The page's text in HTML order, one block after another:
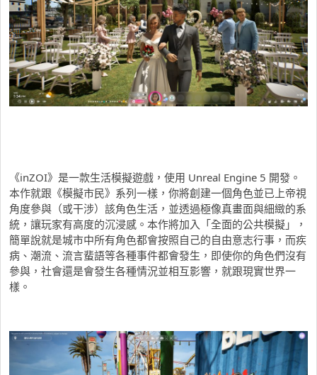
《inZOI》是一款生活模擬遊戲，使用 Unreal Engine 5 開發。
本作就跟《模擬市民》系列一樣，你將創建一個角色並已上帝視
角度參與（或干涉）該角色生活，並透過極像真畫面與細緻的系
統，讓玩家有高度的沉浸感。本作將加入「全面的公共模擬」，
簡單說就是城市中所有角色都會按照自己的自由意志行事，而疾
病、潮流、流言蜚語等各種事件都會發生，即使你的角色們沒有
參與，社會還是會發生各種情況並相互影響，就跟現實世界一
樣。